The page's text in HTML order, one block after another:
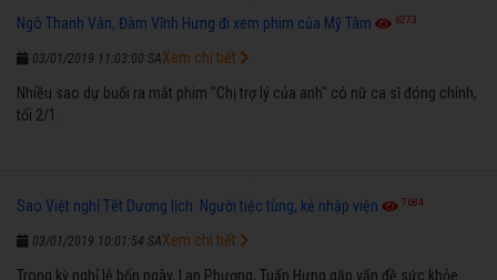
Ngô Thanh Vân, Đàm Vĩnh Hưng đi xem phim của Mỹ Tâm 6273
03/01/2019 11:03:00 SA
Nhiều sao dự buổi ra mắt phim "Chị trợ lý của anh" có nữ ca sĩ đóng chính,
tối 2/1.
Xem chi tiết
Sao Việt nghỉ Tết Dương lịch: Người tiệc tùng, kẻ nhập viện 7684
03/01/2019 10:01:54 SA
Trong kỳ nghỉ lễ bốn ngày, Lan Phương, Tuấn Hưng gặp vấn đề sức khỏe
Xem chi tiết